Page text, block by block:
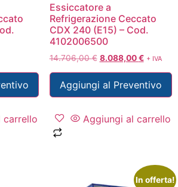
carrello
Essiccatore a
Refrigerazione Ceccato
CDX 240 (E15) – Cod.
4102006500
14.706,00€ 8.088,00€ + IVA
Aggiungi al Preventivo
Aggiungi al carrello
In offerta!